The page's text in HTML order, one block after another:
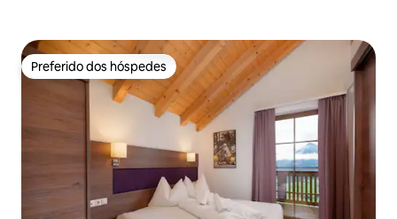
Preferido dos hóspedes
Preferido dos hóspedes